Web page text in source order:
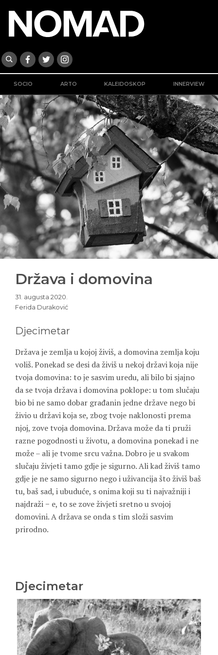
SOCIO ARTO KALEIDOSKOP INNERVIEW
Država i domovina
31. augusta 2020.
Ferida Duraković
Djecimetar
Država je zemlja u kojoj živiš, a domovina zemlja koju
voliš. Ponekad se desi da živiš u nekoj državi koja nije
tvoja domovina: to je sasvim uredu, ali bilo bi sjajno
da se tvoja država i domovina poklope: u tom slučaju
bio bi ne samo dobar građanin jedne države nego bi
živio u državi koja se, zbog tvoje naklonosti prema
njoj, zove tvoja domovina. Država može da ti pruži
razne pogodnosti u životu, a domovina ponekad i ne
može – ali je tvome srcu važna. Dobro je u svakom
slučaju živjeti tamo gdje je sigurno. Ali kad živiš tamo
gdje je ne samo sigurno nego i uživancija što živiš baš
tu, baš sad, i ubuduće, s onima koji su ti najvažniji i
najdraži − e, to se zove živjeti sretno u svojoj
domovini. A država se onda s tim složi sasvim
prirodno.
Djecimetar